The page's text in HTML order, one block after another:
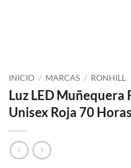
INICIO / MARCAS / RONHILL
Luz LED Muñequera
Unisex Roja 70 Horas